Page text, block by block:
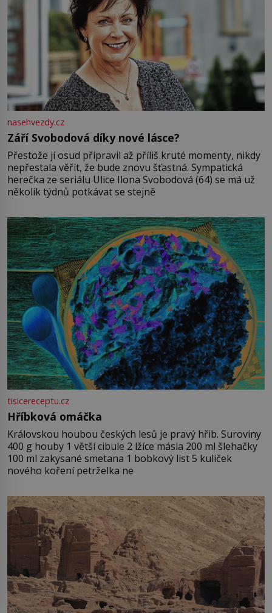
nasehvezdy.cz
Září Svobodová díky nové lásce?
Přestože jí osud připravil až příliš kruté momenty, nikdy
nepřestala věřit, že bude znovu šťastná. Sympatická
herečka ze seriálu Ulice Ilona Svobodová (64) se má už
několik týdnů potkávat se stejně
tisicereceptu.cz
Hříbková omáčka
Královskou houbou českých lesů je pravý hřib. Suroviny
400 g houby 1 větší cibule 2 lžíce másla 200 ml šlehačky
100 ml zakysané smetana 1 bobkový list 5 kuliček
nového koření petrželka ne